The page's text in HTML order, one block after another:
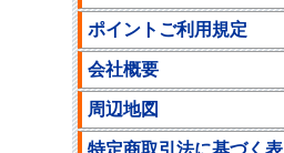
ポイントご利用規定
会社概要
周辺地図
特定商取引法に基づく表